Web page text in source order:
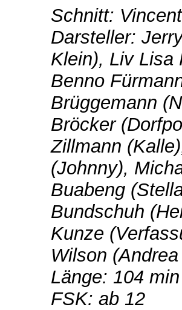
Schnitt:
Darsteller:
Klein), Liv Lisa
Benno
Brüggemann
Bröcker
Zillmann
(Johnny),
Buabeng
Bundschuh
Kunze
Wilson
Länge: 104 min
FSK: ab 12